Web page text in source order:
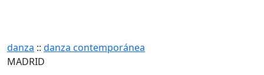
danza :: danza contemporánea
MADRID